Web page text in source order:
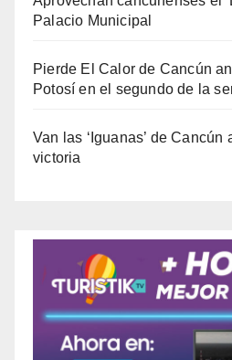
Palacio Municipal
Pierde El Calor de Cancún
Potosí en el segundo de la
Van las ‘Iguanas’ de Cancún
victoria